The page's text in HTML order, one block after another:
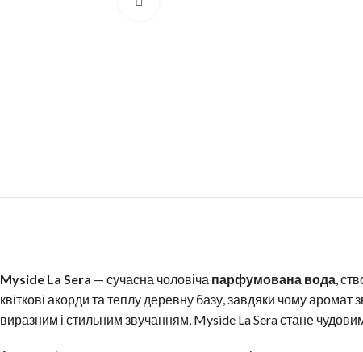
Myside La Sera — сучасна чоловіча парфумована вода,
квіткові акорди та теплу деревну базу, завдяки чому
виразним і стильним звучанням, Myside La Sera стане